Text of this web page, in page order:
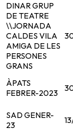
DINAR GRUP
DE TEATRE
\\JORNADA
CALDES VILA
AMIGA DE LES
PERSONES
GRANS
ÀPATS
FEBRER-2023
SAD GENER-
23